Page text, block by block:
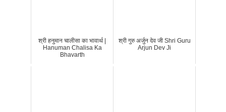
श्री हनुमान चालीसा का भावार्थ |
Hanuman Chalisa Ka
Bhavarth
श्री गुरु अर्जुन देव जी Shri Guru
Arjun Dev Ji